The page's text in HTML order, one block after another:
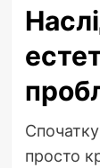
просто